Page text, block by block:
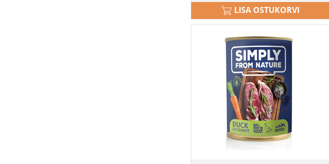
LISA OSTUKORVI